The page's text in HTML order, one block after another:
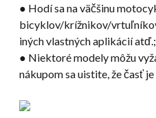
● Hodí sa na väčšinu
bicyklov/krížnikov/
iných vlastných aplikácií atď.;
● Niektoré modely môžu
nákupom sa uistite, že časť